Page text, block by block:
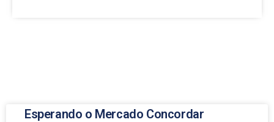
Esperando o Mercado Concordar